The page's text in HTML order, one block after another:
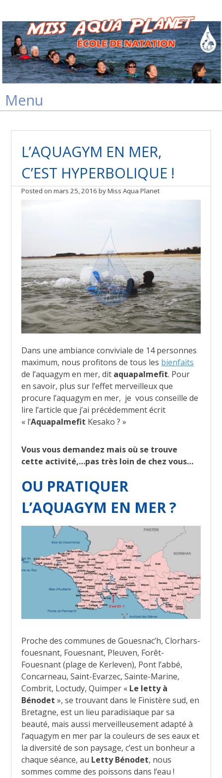
Menu
Skip
to
L’AQUAGYM EN MER,
C’EST HYPERBOLIQUE !
Posted onmars 25, 2016 byMiss Aqua Planet
Dans une ambiance conviviale de 14 personnes
maximum, nous profitons de tous les bienfaits
de l’aquagym en mer, dit aquapalmefit. Pour
en savoir, plus sur l’effet merveilleux que
procure l’aquagym en mer, je vous conseille de
lire l’article que j’ai précédemment écrit
« l’Aquapalmefit Kesako ? »
Vous vous demandez mais où se trouve
cette activité,…pas très loin de chez vous…
OU PRATIQUER
L’AQUAGYM EN MER ?
Proche des communes de Gouesnac’h, Clorhars-
fouesnant, Fouesnant, Pleuven, Forêt-
Fouesnant (plage de Kerleven), Pont l’abbé,
Concarneau, Saint-Evarzec, Sainte-Marine,
Combrit, Loctudy, Quimper « Le letty à
Bénodet », se trouvant dans le Finistère sud, en
Bretagne, est un lieu paradisiaque par sa
beauté, mais aussi merveilleusement adapté à
l’aquagym en mer par la couleurs de ses eaux et
la diversité de son paysage, c’est un bonheur a
chaque séance, au Letty Bénodet, nous
sommes comme des poissons dans l’eau !